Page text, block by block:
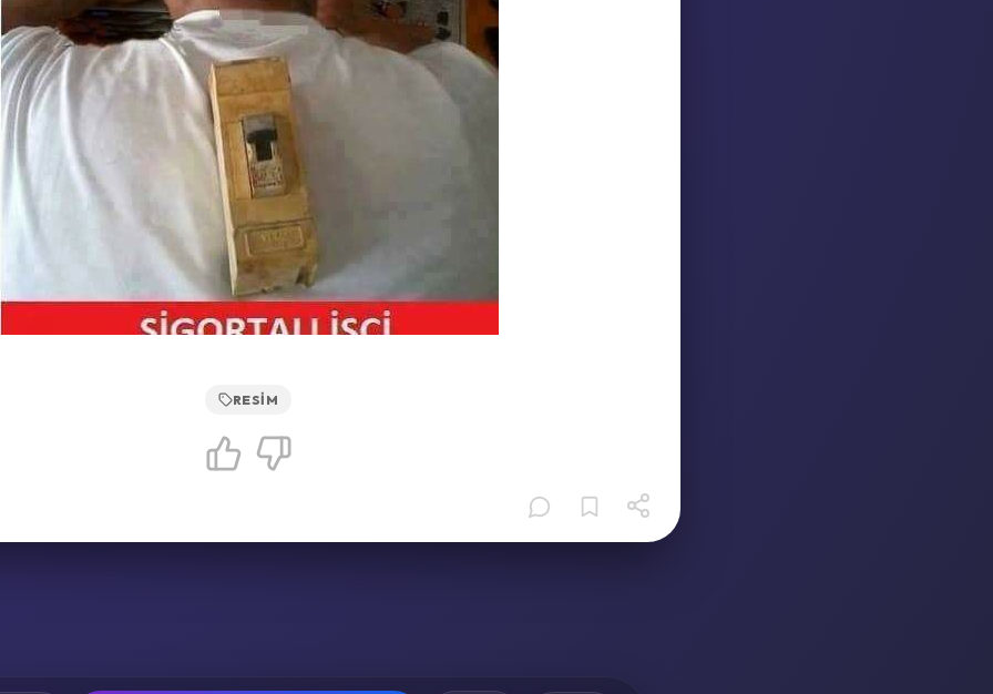
RESIM